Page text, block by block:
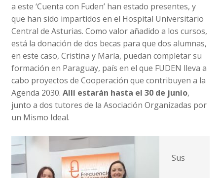
a este ‘Cuenta con Fuden’ han estado presentes, y
que han sido impartidos en el Hospital Universitario
Central de Asturias. Como valor añadido a los cursos,
está la donación de dos becas para que dos alumnas,
en este caso, Cristina y María, puedan completar su
formación en Paraguay, país en el que FUDEN lleva a
cabo proyectos de Cooperación que contribuyen a la
Agenda 2030.Allí estarán hasta el 30 de junio,
junto a dos tutores de la Asociación Organizadas por
un Mismo Ideal.
Sus